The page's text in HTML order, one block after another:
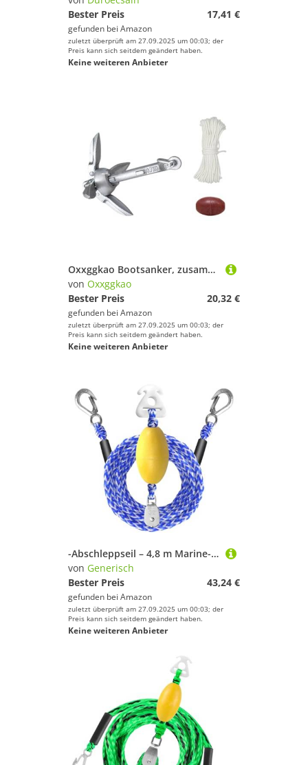
Bester Preis
17,41 €
gefunden bei Amazon
zuletzt überprüft am 27.09.2025 um 00:03; der
Preis kann sich seitdem geändert haben.
Keine weiteren Anbieter
Oxxggkao Bootsanker, zusammenklappbar, für Kajak, mit 20 m Abschleppseil, 0,7 kg/1,5 kg, Boote, Anker
von Oxxggkao
Bester Preis
20,32 €
gefunden bei Amazon
zuletzt überprüft am 27.09.2025 um 00:03; der
Preis kann sich seitdem geändert haben.
Keine weiteren Anbieter
-Abschleppseil – 4,8 m Marine-Abschleppleine | robuster Kajakgurt mit Schwimmerballhaken zum Ziehen von Rettung Wassersport Segeln Skifahren Angeln Surfen Racing Training Tubing Abschleppen Meer
von Generisch
Bester Preis
43,24 €
gefunden bei Amazon
zuletzt überprüft am 27.09.2025 um 00:03; der
Preis kann sich seitdem geändert haben.
Keine weiteren Anbieter